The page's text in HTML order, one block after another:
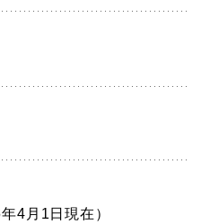
4月1日現在）